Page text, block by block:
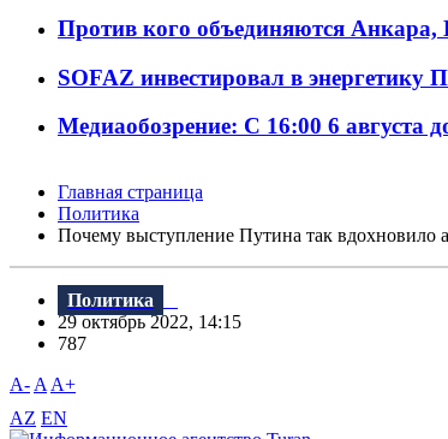
Против кого объединяются
SOFAZ инвестировал в энергетику
Медиаобозрение: С 16:00 6 августа
Главная страница
Политика
Почему выступление Путина так вдохновило
Политика
29 октябрь 2022, 14:15
787
A- A A+
AZ EN